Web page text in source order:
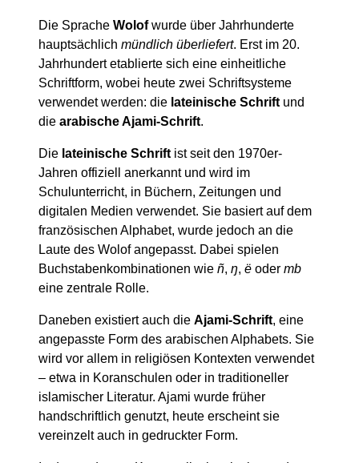
Die Sprache Wolofwurde über Jahrhunderte
hauptsächlich mündlich überliefert. Erst im 20.
Jahrhundert etablierte sich eine einheitliche
Schriftform, wobei heute zwei Schriftsysteme
verwendet werden: die lateinische Schrift und
die arabische Ajami-Schrift.
Die lateinische Schrift ist seit den 1970er-
Jahren offiziell anerkannt und wird im
Schulunterricht, in Büchern, Zeitungen und
digitalen Medien verwendet. Sie basiert auf dem
französischen Alphabet, wurde jedoch an die
Laute des Wolof angepasst. Dabei spielen
Buchstabenkombinationen wie ñ, ŋ, ë oder mb
eine zentrale Rolle.
Daneben existiert auch die Ajami-Schrift, eine
angepasste Form des arabischen Alphabets. Sie
wird vor allem in religiösen Kontexten verwendet
– etwa in Koranschulen oder in traditioneller
islamischer Literatur. Ajami wurde früher
handschriftlich genutzt, heute erscheint sie
vereinzelt auch in gedruckter Form.